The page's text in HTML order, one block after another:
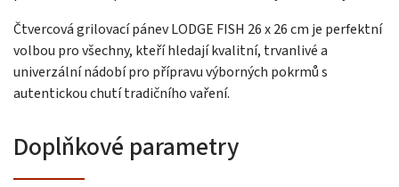
Čtvercová grilovací pánev LODGE FISH 26 x 26 cm je perfektní
volbou pro všechny, kteří hledají kvalitní, trvanlivé a
univerzální nádobí pro přípravu výborných pokrmů s
autentickou chutí tradičního vaření.
Doplňkové parametry